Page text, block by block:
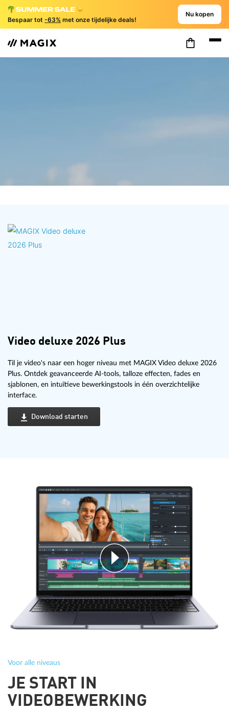
Bespaar tot -63% met onze tijdelijke deals!
Nu kopen
Video deluxe 2026 Plus
Til je video's naar een hoger niveau met MAGIX Video deluxe 2026
Plus. Ontdek geavanceerde AI-tools, talloze effecten, fades en
sjablonen, en intuïtieve bewerkingstools in één overzichtelijke
interface.
Download starten
Voor alle niveaus
JE START IN
VIDEOBEWERKING